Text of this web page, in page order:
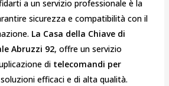
a un servizio professionale è la
sicurezza e compatibilità con il
La Casa della Chiave di
Abruzzi 92, offre un servizio
di telecomandi per
efficaci e di alta qualità.